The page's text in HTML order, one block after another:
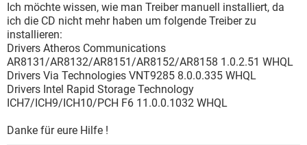
WHATSAPP TIKTOK
FACEBOOK
WINDOWS 10 INSTAGRAM
WHATSAPP
FACEBOOK HARDWARE
Ich möchte wissen, wie man Treiber manuell installiert, da
ich die CD nicht mehr haben um folgende Treiber zu
installieren:
Drivers Atheros Communications
AR8131/AR8132/AR8151/AR8152/AR8158 1.0.2.51 WHQL
Drivers Via Technologies VNT9285 8.0.0.335 WHQL
Drivers Intel Rapid Storage Technology
ICH7/ICH9/ICH10/PCH F6 11.0.0.1032 WHQL
Danke für eure Hilfe !